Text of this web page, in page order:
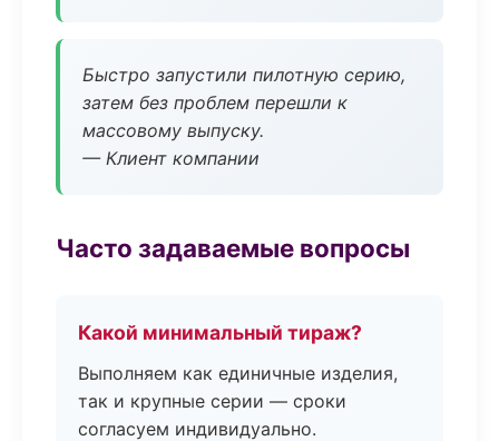
Быстро запустили пилотную серию,
затем без проблем перешли к
массовому выпуску.
— Клиент компании
Часто задаваемые вопросы
Какой минимальный тираж?
Выполняем как единичные изделия,
так и крупные серии — сроки
согласуем индивидуально.